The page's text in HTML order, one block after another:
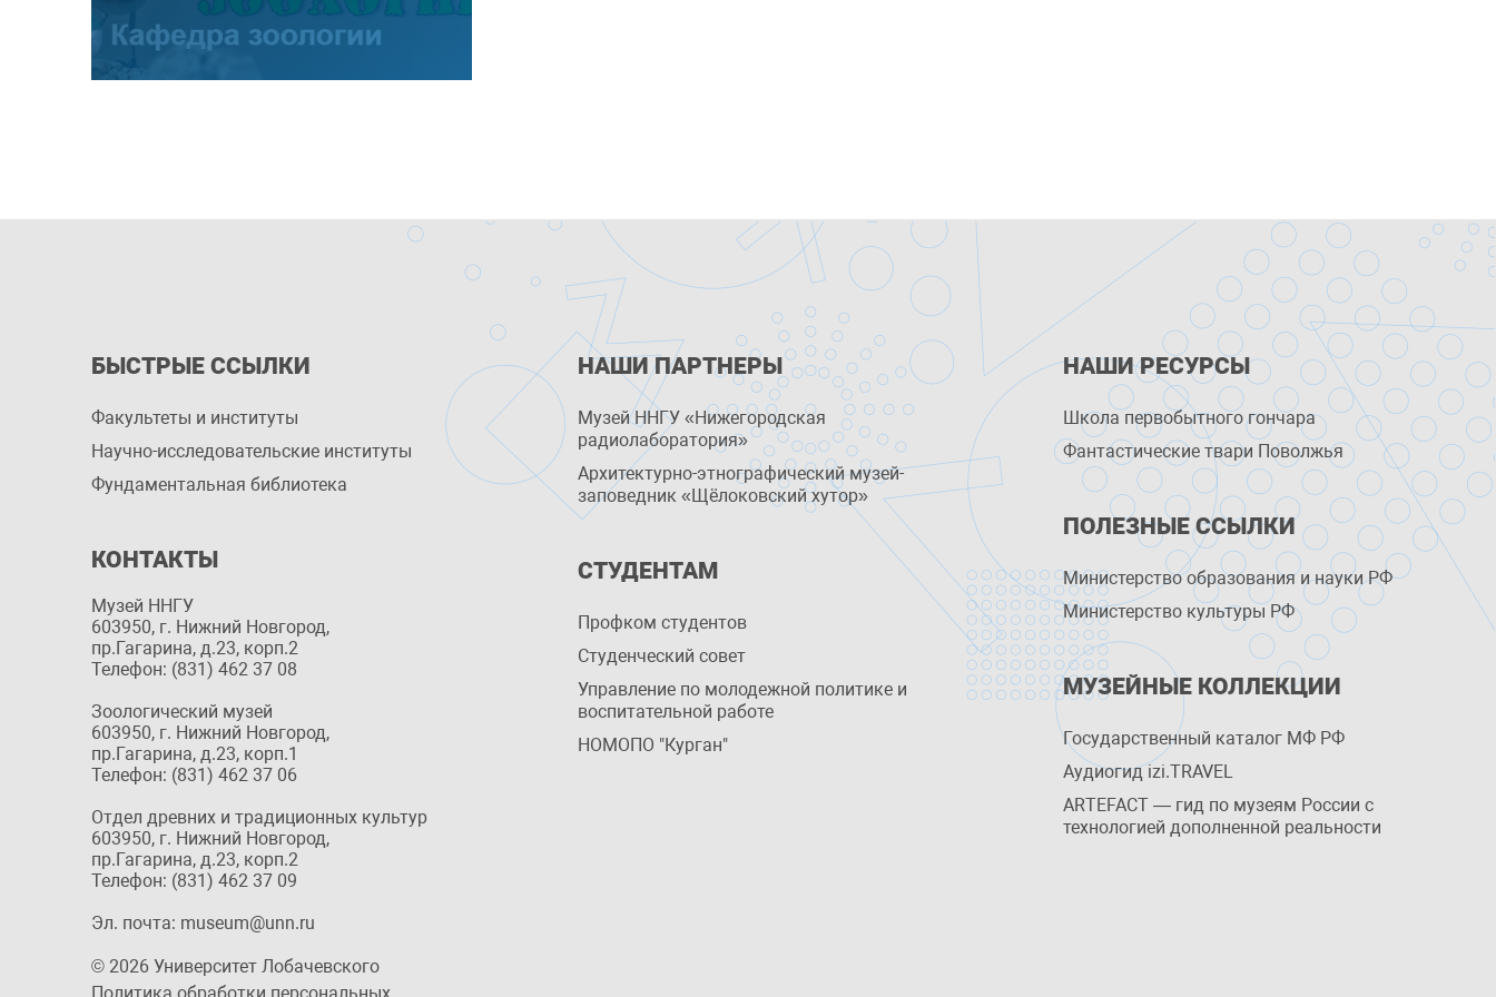
БЫСТРЫЕ ССЫЛКИ
Факультеты и институты
Научно-исследовательские институты
Фундаментальная библиотека
КОНТАКТЫ
Музей ННГУ
603950, г. Нижний Новгород,
пр.Гагарина, д.23, корп.2
Телефон: (831) 462 37 08
Зоологический музей
603950, г. Нижний Новгород,
пр.Гагарина, д.23, корп.1
Телефон: (831) 462 37 06
Отдел древних и традиционных культур
603950, г. Нижний Новгород,
пр.Гагарина, д.23, корп.2
Телефон: (831) 462 37 09
Эл. почта: museum@unn.ru
НАШИ ПАРТНЕРЫ
Музей ННГУ «Нижегородская
радиолаборатория»
Архитектурно-этнографический музей-
заповедник «Щёлоковский хутор»
СТУДЕНТАМ
Профком студентов
Студенческий совет
Управление по молодежной политике и
воспитательной работе
НОМОПО "Курган"
НАШИ РЕСУРСЫ
Школа первобытного гончара
Фантастические твари Поволжья
ПОЛЕЗНЫЕ ССЫЛКИ
Министерство образования и науки РФ
Министерство культуры РФ
МУЗЕЙНЫЕ КОЛЛЕКЦИИ
Государственный каталог МФ РФ
Аудиогид izi.TRAVEL
ARTEFACT — гид по музеям России с
технологией дополненной реальности
© 2026 Университет Лобачевского